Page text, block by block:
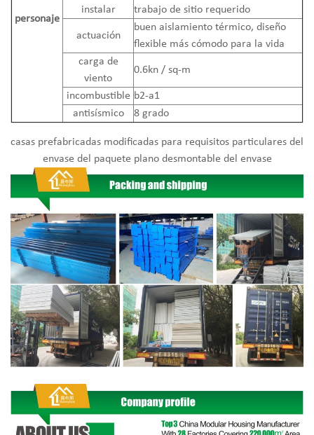
personaje
instalar
trabajo de sitio requerido
actuación
buen aislamiento térmico, diseño
flexible más cómodo para la vida
carga de
viento
0.6kn / sq-m
incombustible b2-a1
antisísmico
8 grado
casas prefabricadas modificadas para requisitos particulares del
envase del paquete plano desmontable del envase